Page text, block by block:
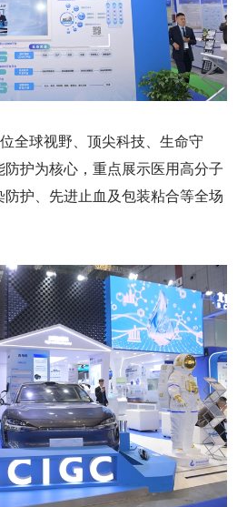
全球视野、顶尖科技、生命守
护为核心，重点展示医用高分子
护、先进止血及包装粘合等全场